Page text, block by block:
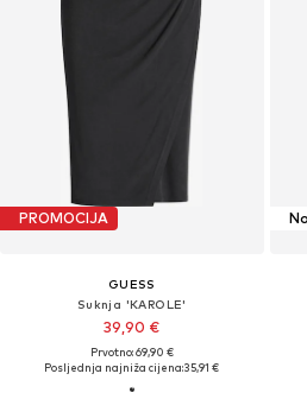
PROMOCIJA
GUESS
Suknja 'KAROLE'
39,90 €
Prvotno: 69,90 €
Posljednja najniža cijena:35,91 €